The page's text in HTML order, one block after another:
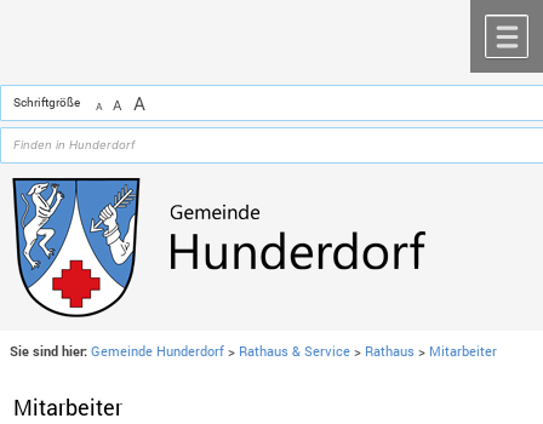
Schriftgröße A A A
Sie sind hier: Gemeinde Hunderdorf > Rathaus & Service > Rathaus > Mitarbeiter
Mitarbeiter